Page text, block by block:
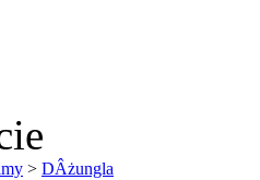
> DÂżungla